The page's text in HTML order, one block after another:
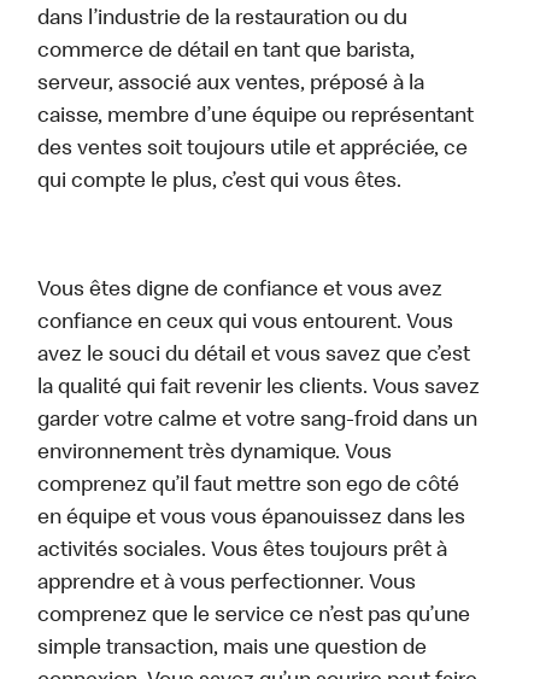
dans l’industrie de la restauration ou du
commerce de détail en tant que barista,
serveur, associé aux ventes, préposé à la
caisse, membre d’une équipe ou représentant
des ventes soit toujours utile et appréciée, ce
qui compte le plus, c’est qui vous êtes.
Vous êtes digne de confiance et vous avez
confiance en ceux qui vous entourent. Vous
avez le souci du détail et vous savez que c’est
la qualité qui fait revenir les clients. Vous savez
garder votre calme et votre sang-froid dans un
environnement très dynamique. Vous
comprenez qu’il faut mettre son ego de côté
en équipe et vous vous épanouissez dans les
activités sociales. Vous êtes toujours prêt à
apprendre et à vous perfectionner. Vous
comprenez que le service ce n’est pas qu’une
simple transaction, mais une question de